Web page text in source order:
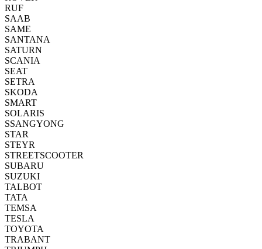
RUF
SAAB
SAME
SANTANA
SATURN
SCANIA
SEAT
SETRA
SKODA
SMART
SOLARIS
SSANGYONG
STAR
STEYR
STREETSCOOTER
SUBARU
SUZUKI
TALBOT
TATA
TEMSA
TESLA
TOYOTA
TRABANT